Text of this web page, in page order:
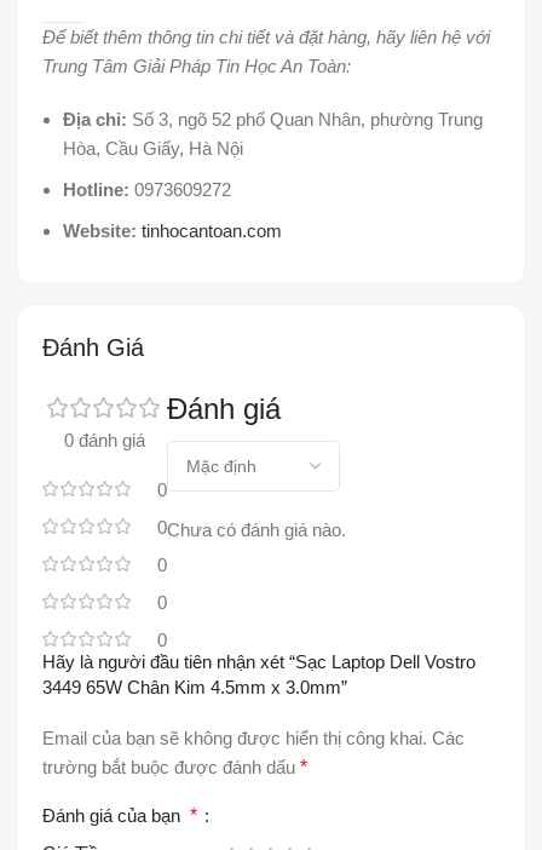
Để biết thêm thông tin chi tiết và đặt hàng, hãy liên hệ với
Trung Tâm Giải Pháp Tin Học An Toàn:
Địa chỉ: Số 3, ngõ 52 phố Quan Nhân, phường Trung
Hòa, Cầu Giấy, Hà Nội
Hotline: 0973609272
Website: tinhocantoan.com
Đánh Giá
0 đánh giá
0
0
0
0
0
Đánh giá
Chưa có đánh giá nào.
Hãy là người đầu tiên nhận xét “Sạc Laptop Dell Vostro
3449 65W Chân Kim 4.5mm x 3.0mm”
Email của bạn sẽ không được hiển thị công khai. Các
trường bắt buộc được đánh dấu *
Đánh giá của bạn *